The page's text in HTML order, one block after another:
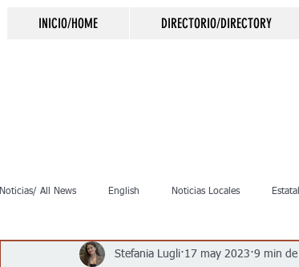
INICIO/HOME DIRECTORIO/DIRECTORY
Noticias/ All News English Noticias Locales Estatal
Inmigración Crimen Negocios Salud
Stefania Lugli 17 may 2023 9 min